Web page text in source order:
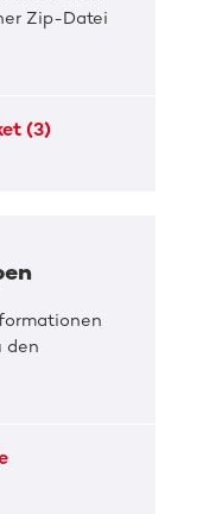
ihren
Zip-Datei
(3)
den